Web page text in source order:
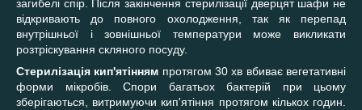
загибелі спір. Після закінчення стерилізації дверцят шафи не
відкривають до повного охолодження, так як перепад
внутрішньої і зовнішньої температури може викликати
розтріскування скляного посуду.
Стерилізація кип'ятінням протягом 30 хв вбиває вегетативні
форми мікробів. Спори багатьох бактерій при цьому
зберігаються, витримуючи кип'ятіння протягом кількох годин.